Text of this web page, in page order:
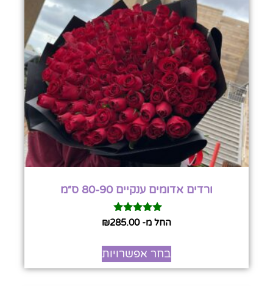
ורדים אדומים ענקיים 80-90 ס״מ
דורגהחל מ- ₪285.00
בחר אפשרויות